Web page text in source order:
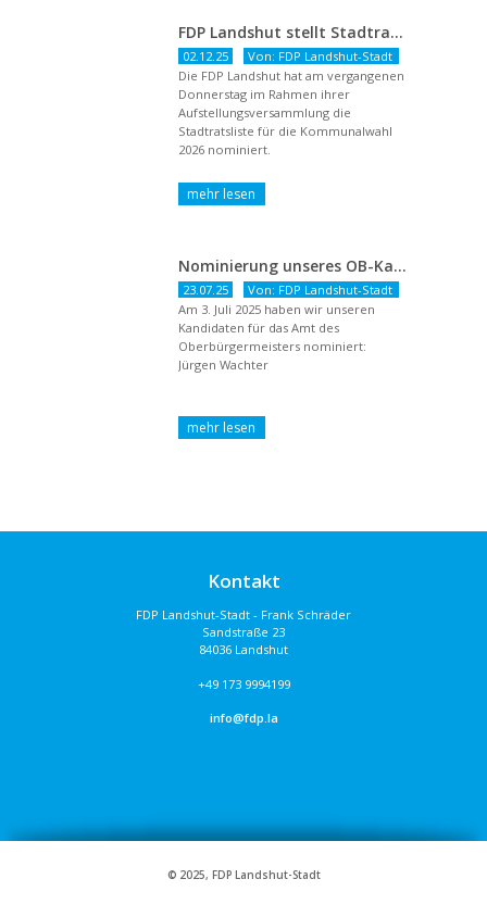
FDP Landshut stellt Stadtratsliste für 2026 auf – OB-Kandidat Jürgen Wachter betont Gestaltungsanspruch und liberale Zukunftsvision
02.12.25
Von: FDP Landshut-Stadt
Die FDP Landshut hat am vergangenen
Donnerstag im Rahmen ihrer
Aufstellungsversammlung die
Stadtratsliste für die Kommunalwahl
2026 nominiert.
Nominierung unseres OB-Kandidaten
23.07.25
Von: FDP Landshut-Stadt
Am 3. Juli 2025 haben wir unseren
Kandidaten für das Amt des
Oberbürgermeisters nominiert:
Jürgen Wachter
Kontakt
FDP Landshut-Stadt - Frank Schräder
Sandstraße 23
84036 Landshut
+49 173 9994199
info@fdp.la
© 2025, FDP Landshut-Stadt